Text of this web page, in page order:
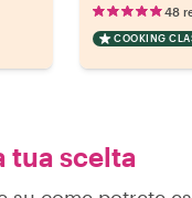
48
COOKING
tua scelta